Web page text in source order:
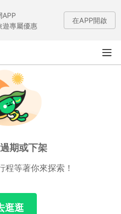
APP
遊專屬優惠
在APP開啟
期或下架
程等著你來探索！
逛逛